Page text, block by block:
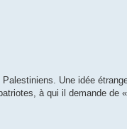
Une idée
à qui il demande de